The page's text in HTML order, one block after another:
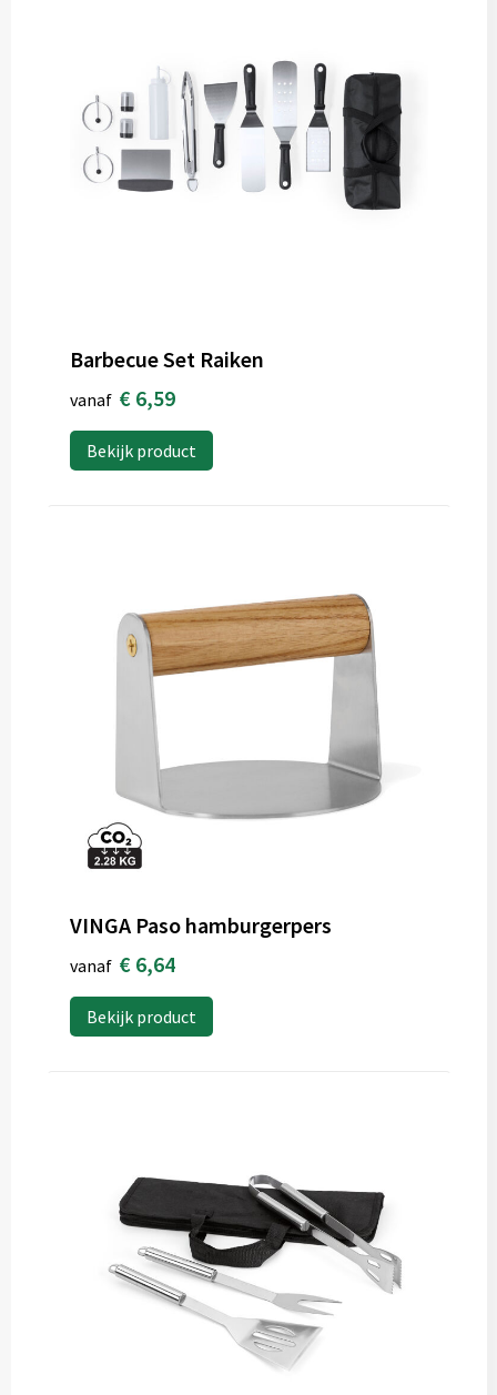
Barbecue Set Raiken
vanaf € 6,59
Bekijk product
VINGA Paso hamburgerpers
vanaf € 6,64
Bekijk product